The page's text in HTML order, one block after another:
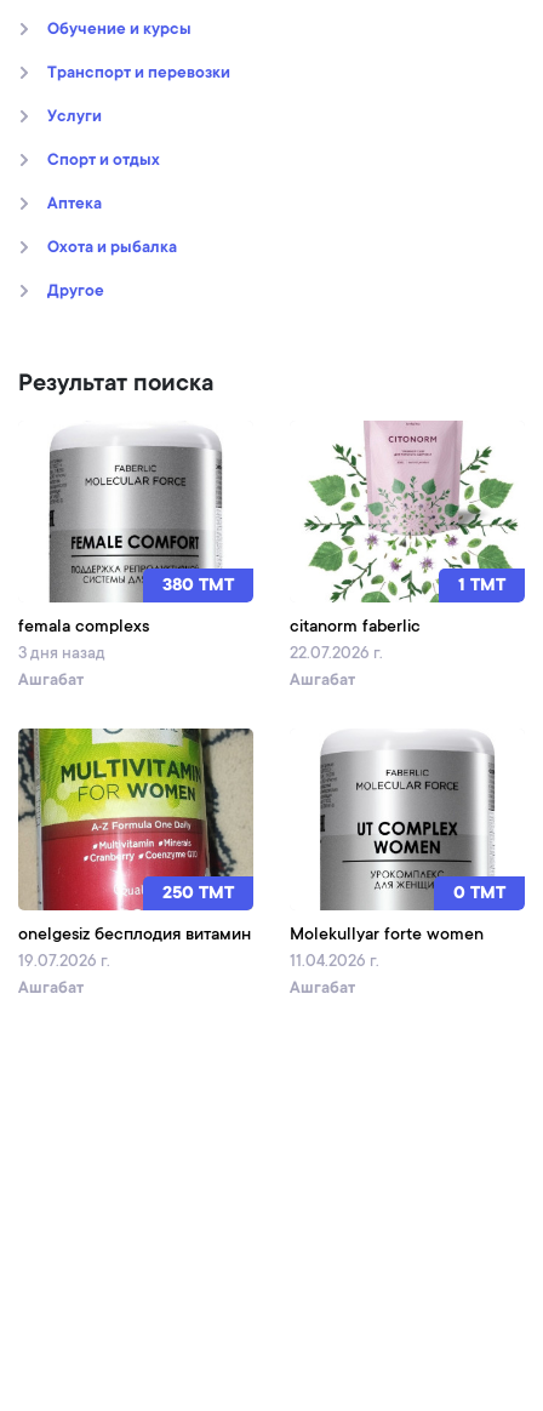
Обучение и курсы
Транспорт и перевозки
Услуги
Спорт и отдых
Аптека
Охота и рыбалка
Другое
Результат поиска
380 TMT
femala complexs
3 дня назад
Ашгабат
1 TMT
citanorm faberlic
22.07.2026 г.
Ашгабат
250 TMT
onelgesiz бесплодия витамин
19.07.2026 г.
Ашгабат
0 TMT
Molekullyar forte women
11.04.2026 г.
Ашгабат